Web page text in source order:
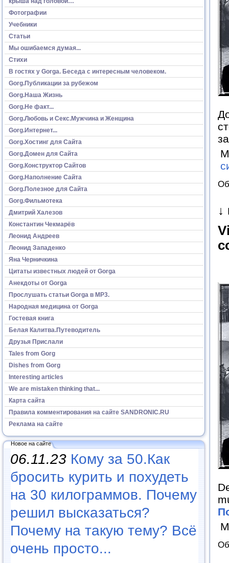
Фотографии
Учебники
Статьи
Мы ошибаемся думая...
Стихи
В гостях у Gorga. Беседа с интересным человеком.
Gorg.Публикации за рубежом
Gorg.Наша Жизнь
Gorg.Не факт...
Gorg.Любовь и Секс.Мужчина и Женщина
Gorg.Интернет...
Gorg.Хостинг для Сайта
Gorg.Домен для Сайта
Gorg.Конструктор Сайтов
Gorg.Наполнение Сайта
Gorg.Полезное для Сайта
Gorg.Фильмотека
Дмитрий Халезов
Константин Чекмарёв
Леонид Андреев
Леонид Западенко
Яна Черничкина
Цитаты известных людей от Gorga
Анекдоты от Gorga
Прослушать статьи Gorga в МР3.
Народная медицина от Gorga
Гостевая книга
Белая Калитва.Путеводитель
Друзья Прислали
Tales from Gorg
Dishes from Gorg
Interesting articles
We are mistaken thinking that...
Карта сайта
Правила комментирования на сайте SANDRONIC.RU
Реклама на сайте
Новое на сайте
06.11.23 Кому за 50.Как
бросить курить и похудеть
на 30 килограммов. Почему
решил высказаться?
Почему на такую тему? Всё
очень просто...